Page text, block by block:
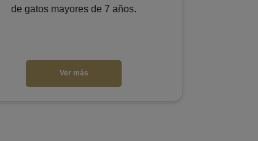
de gatos mayores de 7 años.
Ver más